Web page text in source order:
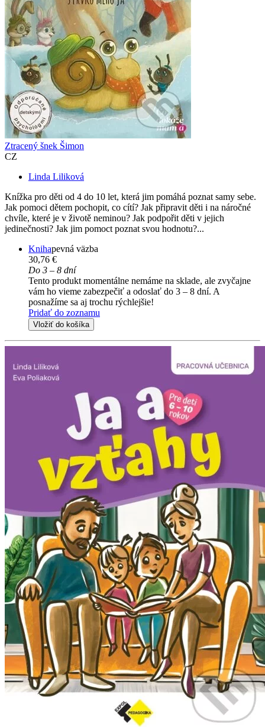
Ztracený šnek Šimon
CZ
Linda Liliková
Knížka pro děti od 4 do 10 let, která jim pomáhá poznat samy sebe.
Jak pomoci dětem pochopit, co cítí? Jak připravit děti i na náročné
chvíle, které je v životě neminou? Jak podpořit děti v jejich
jedinečnosti? Jak jim pomoct poznat svou hodnotu?...
Knihapevná väzba
30,76 €
Do 3 – 8 dní
Tento produkt momentálne nemáme na sklade, ale zvyčajne
vám ho vieme zabezpečiť a odoslať do 3 – 8 dní. A
posnažíme sa aj trochu rýchlejšie!
Pridať do zoznamu
Vložiť do košíka